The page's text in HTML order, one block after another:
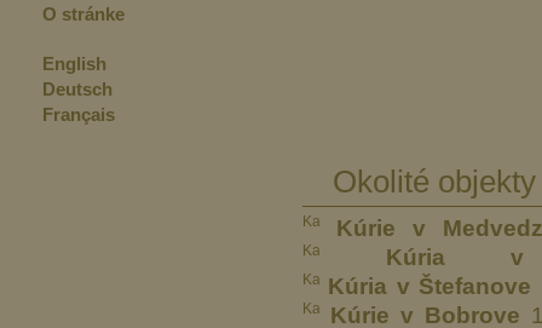
Okolité objekty
Kúrie v
Kúria v
Kúria v Štefanove
Kúrie v Bobrove
O stránke
English
Deutsch
Français